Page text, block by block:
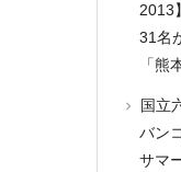
2013
31名
「熊
国立
バン
サマ